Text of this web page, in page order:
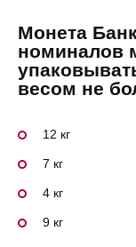
Монета
номиналов
весом не
12 кг
7 кг
4 кг
9 кг